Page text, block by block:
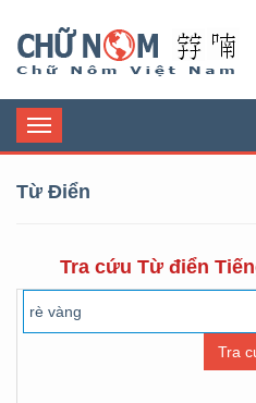
Toggle
navigation
Từ Điển
Tra cứu Từ điển